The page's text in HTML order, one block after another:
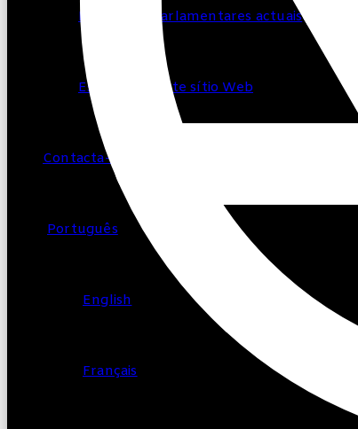
Perguntas parlamentares actuais
Estrutura deste sítio Web
Contacta-nos
Português
English
Français